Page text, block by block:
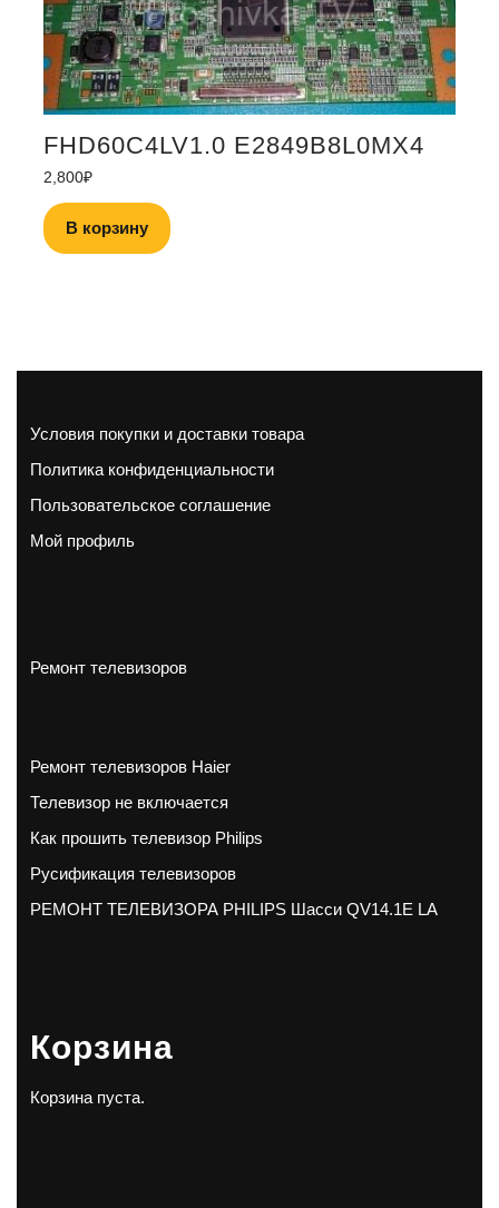
FHD60C4LV1.0 E2849B8L0MX4
2,800₽
В корзину
Условия покупки и доставки товара
Политика конфиденциальности
Пользовательское соглашение
Мой профиль
Ремонт телевизоров
Ремонт телевизоров Haier
Телевизор не включается
Как прошить телевизор Philips
Русификация телевизоров
РЕМОНТ ТЕЛЕВИЗОРА PHILIPS Шасси QV14.1E LA
Корзина
Корзина пуста.